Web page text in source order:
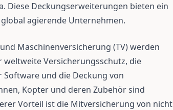
Diese Deckungserweiterungen bieten ein
agierende Unternehmen.
Maschinenversicherung (TV) werden
weltweite Versicherungsschutz, die
und die Deckung von
Kopter und deren Zubehör sind
Vorteil ist die Mitversicherung von nicht